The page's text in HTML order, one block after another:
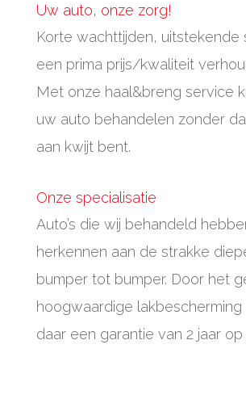
Uw auto, onze zorg!
Korte wachttijden, uitstekende
een prima prijs/kwaliteit
Met onze haal&breng service
uw auto behandelen zonder
aan kwijt bent.
Onze specialisatie
Auto’s die wij behandeld
herkennen aan de strakke
bumper tot bumper. Door het
hoogwaardige lakbescherming
daar een garantie van 2 jaar